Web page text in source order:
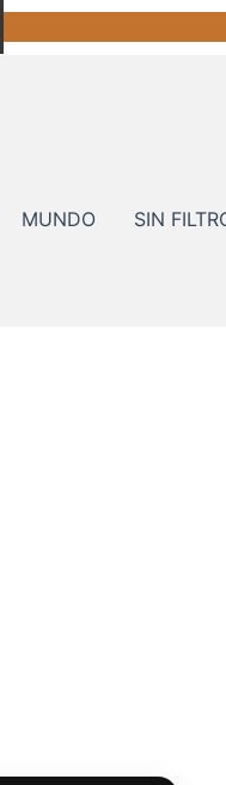
MUNDO SIN